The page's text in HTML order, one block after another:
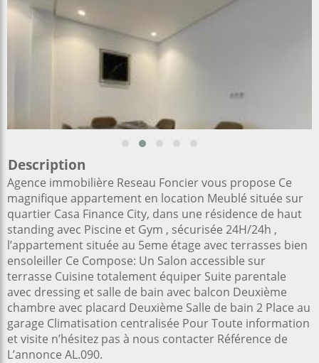
Description
Agence immobilière Reseau Foncier vous propose Ce
magnifique appartement en location Meublé située sur
quartier Casa Finance City, dans une résidence de haut
standing avec Piscine et Gym , sécurisée 24H/24h ,
l’appartement située au 5eme étage avec terrasses bien
ensoleiller Ce Compose: Un Salon accessible sur
terrasse Cuisine totalement équiper Suite parentale
avec dressing et salle de bain avec balcon Deuxième
chambre avec placard Deuxième Salle de bain 2 Place au
garage Climatisation centralisée Pour Toute information
et visite n’hésitez pas à nous contacter Référence de
L’annonce AL.090.